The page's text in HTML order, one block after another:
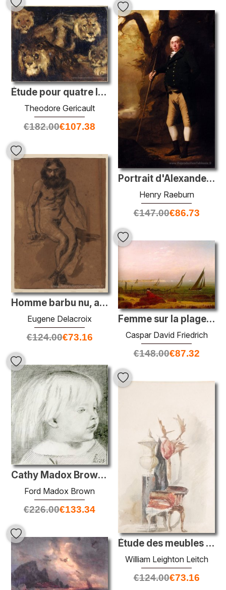
Étude pour quatre lions
Theodore Gericault
€182.00€107.38
Portrait d'Alexander Keith de Ravelston, Midlothian
Henry Raeburn
€147.00€86.73
Homme barbu nu, assis
Eugene Delacroix
€124.00€73.16
Femme sur la plage de Rugen
Caspar David Friedrich
€148.00€87.32
Cathy Madox Brown à l'âge de trois ans
Ford Madox Brown
€226.00€133.34
Étude des meubles Hall au château de Blair
William Leighton Leitch
€124.00€73.16